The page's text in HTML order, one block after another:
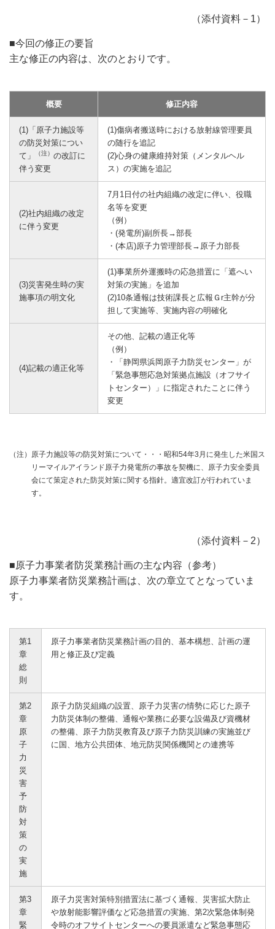
（添付資料－1）
■今回の修正の要旨
主な修正の内容は、次のとおりです。
概要 修正内容
(1)「原子力施設等
の防災対策につい
て」
（注） の改訂に
伴う変更
(1)傷病者搬送時における放射線管理要員
の随行を追記
(2)心身の健康維持対策（メンタルヘル
ス）の実施を追記
(2)社内組織の改定
に伴う変更
7月1日付の社内組織の改定に伴い、役職
名等を変更
（例）
・(発電所)副所長→部長
・(本店)原子力管理部長→原子力部長
(3)災害発生時の実
施事項の明文化
(1)事業所外運搬時の応急措置に「遮へい
対策の実施」を追加
(2)10条通報は技術課長と広報Ｇr主幹が分
担して実施等、実施内容の明確化
(4)記載の適正化等
その他、記載の適正化等
（例）
・「静岡県浜岡原子力防災センター」が
「緊急事態応急対策拠点施設（オフサイ
トセンター）」に指定されたことに伴う
変更
（注） 原子力施設等の防災対策について・・・昭和54年3月に発生した米国ス
リーマイルアイランド原子力発電所の事故を契機に、原子力安全委員
会にて策定された防災対策に関する指針。適宜改訂が行われていま
す。
（添付資料－2）
■原子力事業者防災業務計画の主な内容（参考）
原子力事業者防災業務計画は、次の章立てとなっていま
す。
第1
章
総
則
原子力事業者防災業務計画の目的、基本構想、計画の運
用と修正及び定義
第2
章
原
子
力
災
害
予
防
対
策
の
実
施
原子力防災組織の設置、原子力災害の情勢に応じた原子
力防災体制の整備、通報や業務に必要な設備及び資機材
の整備、原子力防災教育及び原子力防災訓練の実施並び
に国、地方公共団体、地元防災関係機関との連携等
第3
章
緊
原子力災害対策特別措置法に基づく通報、災害拡大防止
や放射能影響評価など応急措置の実施、第2次緊急体制発
令時のオフサイトセンターへの要員派遣など緊急事態応